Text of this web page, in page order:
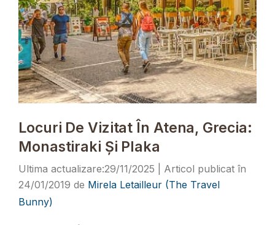
Locuri De Vizitat În Atena, Grecia:
Monastiraki Și Plaka
29/11/2025
24/01/2019 de Mirela Letailleur (The Travel
Bunny)